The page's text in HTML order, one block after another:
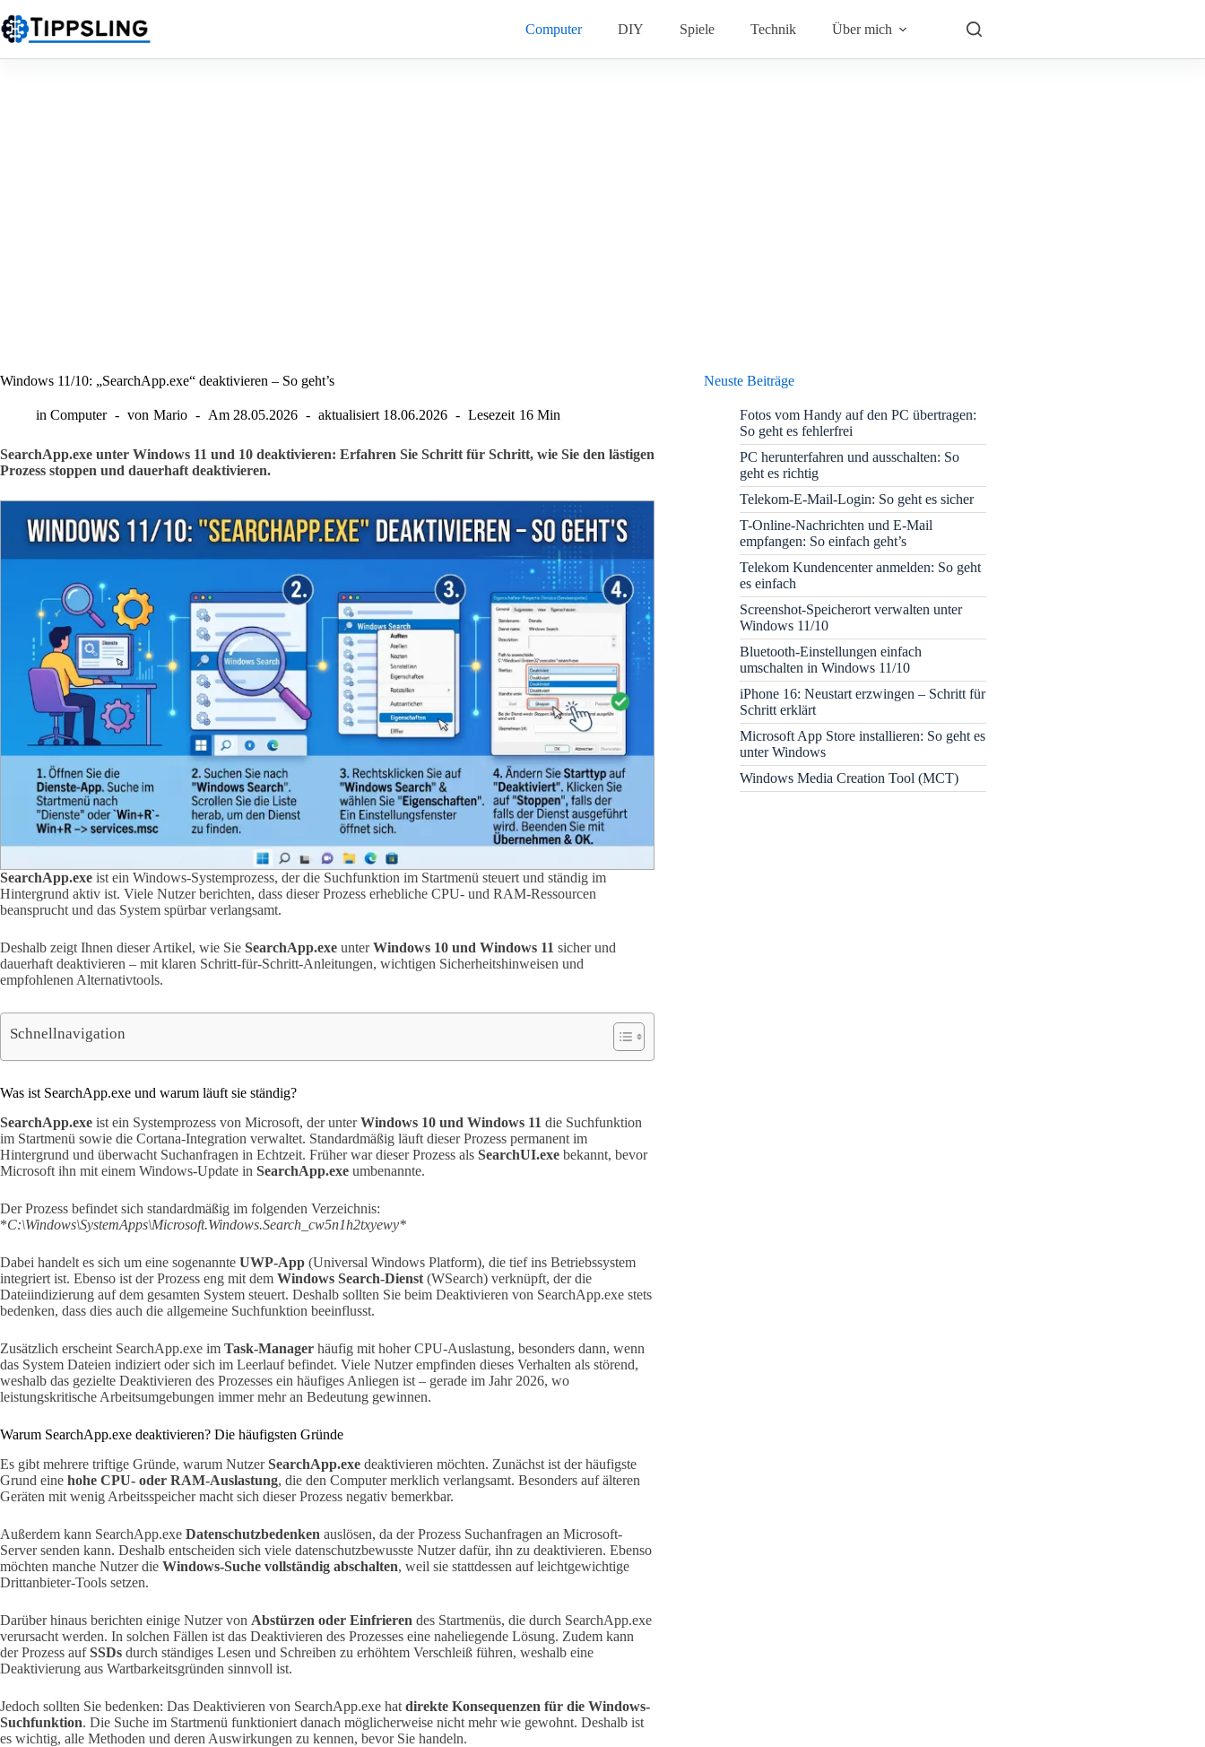
Inhalt
springen
Computer DIY Spiele Technik Über mich
Windows 11/10: „SearchApp.exe“ deaktivieren – So geht’s
in Computer von Mario Am 28.05.2026 aktualisiert 18.06.2026 Lesezeit 16 Min
SearchApp.exe unter Windows 11 und 10 deaktivieren: Erfahren Sie Schritt für Schritt, wie Sie den lästigen
Prozess stoppen und dauerhaft deaktivieren.
SearchApp.exe ist ein Windows-Systemprozess, der die Suchfunktion im Startmenü steuert und ständig im
Hintergrund aktiv ist. Viele Nutzer berichten, dass dieser Prozess erhebliche CPU- und RAM-Ressourcen
beansprucht und das System spürbar verlangsamt.
Deshalb zeigt Ihnen dieser Artikel, wie Sie SearchApp.exe unterWindows 10 und Windows 11 sicher und
dauerhaft deaktivieren – mit klaren Schritt-für-Schritt-Anleitungen, wichtigen Sicherheitshinweisen und
empfohlenen Alternativtools.
Schnellnavigation
Was ist SearchApp.exe und warum läuft sie ständig?
SearchApp.exe ist ein Systemprozess von Microsoft, der unterWindows 10 und Windows 11 die Suchfunktion
im Startmenü sowie die Cortana-Integration verwaltet. Standardmäßig läuft dieser Prozess permanent im
Hintergrund und überwacht Suchanfragen in Echtzeit. Früher war dieser Prozess als SearchUI.exe bekannt, bevor
Microsoft ihn mit einem Windows-Update in SearchApp.exe umbenannte.
Der Prozess befindet sich standardmäßig im folgenden Verzeichnis:
*C:\Windows\SystemApps\Microsoft.Windows.Search_cw5n1h2txyewy*
Dabei handelt es sich um eine sogenannte UWP-App (Universal Windows Platform), die tief ins Betriebssystem
integriert ist. Ebenso ist der Prozess eng mit dem Windows Search-Dienst (WSearch) verknüpft, der die
Dateiindizierung auf dem gesamten System steuert. Deshalb sollten Sie beim Deaktivieren von SearchApp.exe stets
bedenken, dass dies auch die allgemeine Suchfunktion beeinflusst.
Zusätzlich erscheint SearchApp.exe im Task-Manager häufig mit hoher CPU-Auslastung, besonders dann, wenn
das System Dateien indiziert oder sich im Leerlauf befindet. Viele Nutzer empfinden dieses Verhalten als störend,
weshalb das gezielte Deaktivieren des Prozesses ein häufiges Anliegen ist – gerade im Jahr 2026, wo
leistungskritische Arbeitsumgebungen immer mehr an Bedeutung gewinnen.
Warum SearchApp.exe deaktivieren? Die häufigsten Gründe
Es gibt mehrere triftige Gründe, warum NutzerSearchApp.exe deaktivieren möchten. Zunächst ist der häufigste
Grund eine hohe CPU- oder RAM-Auslastung, die den Computer merklich verlangsamt. Besonders auf älteren
Geräten mit wenig Arbeitsspeicher macht sich dieser Prozess negativ bemerkbar.
Außerdem kann SearchApp.exe Datenschutzbedenken auslösen, da der Prozess Suchanfragen an Microsoft-
Server senden kann. Deshalb entscheiden sich viele datenschutzbewusste Nutzer dafür, ihn zu deaktivieren. Ebenso
möchten manche Nutzer die Windows-Suche vollständig abschalten, weil sie stattdessen auf leichtgewichtige
Drittanbieter-Tools setzen.
Darüber hinaus berichten einige Nutzer von Abstürzen oder Einfrieren des Startmenüs, die durch SearchApp.exe
verursacht werden. In solchen Fällen ist das Deaktivieren des Prozesses eine naheliegende Lösung. Zudem kann
der Prozess aufSSDs durch ständiges Lesen und Schreiben zu erhöhtem Verschleiß führen, weshalb eine
Deaktivierung aus Wartbarkeitsgründen sinnvoll ist.
Jedoch sollten Sie bedenken: Das Deaktivieren von SearchApp.exe hat direkte Konsequenzen für die Windows-
Suchfunktion. Die Suche im Startmenü funktioniert danach möglicherweise nicht mehr wie gewohnt. Deshalb ist
es wichtig, alle Methoden und deren Auswirkungen zu kennen, bevor Sie handeln.
Neuste Beiträge
Fotos vom Handy auf den PC übertragen:
So geht es fehlerfrei
PC herunterfahren und ausschalten: So
geht es richtig
Telekom-E-Mail-Login: So geht es sicher
T-Online-Nachrichten und E-Mail
empfangen: So einfach geht’s
Telekom Kundencenter anmelden: So geht
es einfach
Screenshot-Speicherort verwalten unter
Windows 11/10
Bluetooth-Einstellungen einfach
umschalten in Windows 11/10
iPhone 16: Neustart erzwingen – Schritt für
Schritt erklärt
Microsoft App Store installieren: So geht es
unter Windows
Windows Media Creation Tool (MCT)